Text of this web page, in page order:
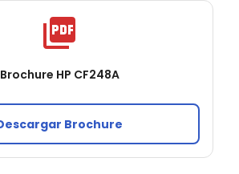
Brochure HP CF248A
Brochure